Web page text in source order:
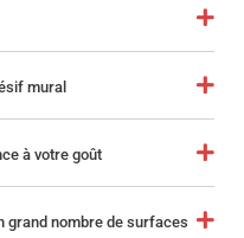
mural
à votre goût
grand nombre de surfaces